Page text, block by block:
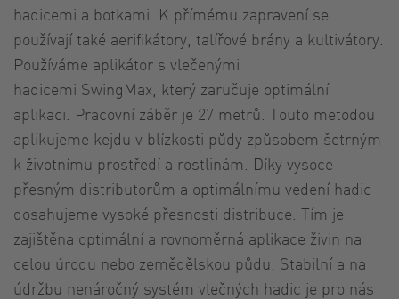
hadicemi a botkami. K přímému zapravení se
používají také aerifikátory, talířové brány a kultivátory.
Používáme aplikátor s vlečenými
hadicemi SwingMax, který zaručuje optimální
aplikaci. Pracovní záběr je 27 metrů. Touto metodou
aplikujeme kejdu v blízkosti půdy způsobem šetrným
k životnímu prostředí a rostlinám. Díky vysoce
přesným distributorům a optimálnímu vedení hadic
dosahujeme vysoké přesnosti distribuce. Tím je
zajištěna optimální a rovnoměrná aplikace živin na
celou úrodu nebo zemědělskou půdu. Stabilní a na
údržbu nenáročný systém vlečných hadic je pro nás